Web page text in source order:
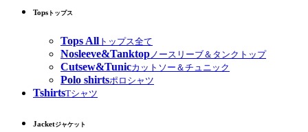
Tops トップス
Tops All トップス全て
Nosleeve&Tanktop ノースリーブ＆タンクトップ
Cutsew&Tunicカットソー＆チュニック
Polo shirtsポロシャツ
TshirtsTシャツ
Jacketジャケット